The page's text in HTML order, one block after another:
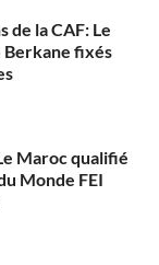
de la CAF: Le
Berkane fixés
Maroc qualifié
Monde FEI